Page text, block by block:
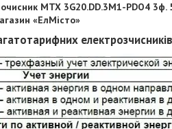
MTX 3G20.DD.3M1-PDO4 3ф.
«ЕлМісто»
електрозчисників